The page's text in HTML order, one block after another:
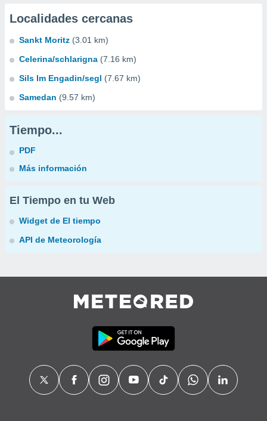
Localidades cercanas
Sankt Moritz (3.01 km)
Celerina/schlarigna (7.16 km)
Sils Im Engadin/segl (7.67 km)
Samedan (9.57 km)
Tiempo...
PDF
Más información
El Tiempo en tu Web
Widget de El tiempo
API de Meteorología